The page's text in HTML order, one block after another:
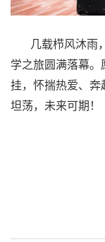
几载栉风沐雨
学之旅圆满落幕。
挂，怀揣热爱、奔
坦荡，未来可期！